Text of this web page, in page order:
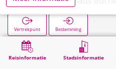
Reisinformatie Stadsinformatie
Vertrekpunt Bestemming
Mobiliteit APAG-Parkeergarages